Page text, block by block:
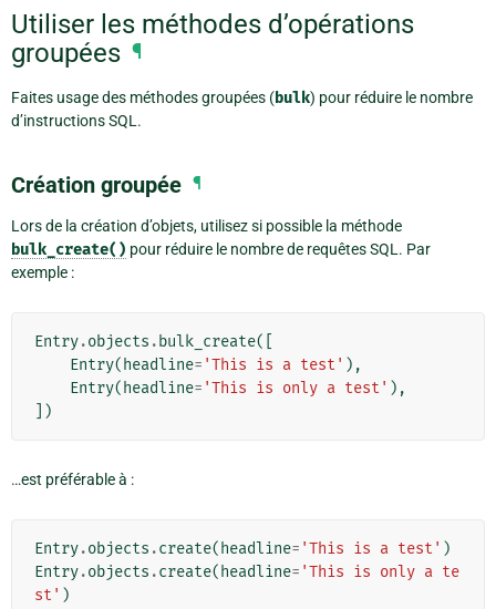
Utiliser les méthodes d’opérations
groupées ¶
Faites usage des méthodes groupées (bulk) pour réduire le nombre
d’instructions SQL.
Création groupée ¶
Lors de la création d’objets, utilisez si possible la méthode
bulk_create() pour réduire le nombre de requêtes SQL. Par
exemple :
Entry.objects . bulk_create([
Entry( headline= 'This is a test' ),
Entry( headline= 'This is only a test' ),
])
…est préférable à :
Entry.objects .create( headline= 'This is a test' )
Entry.objects .create( headline= 'This is only a te
st' )